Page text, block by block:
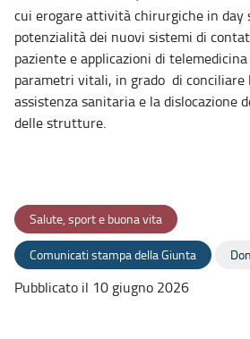
cui erogare attività chirurgiche in day
potenzialità dei nuovi sistemi di
paziente e applicazioni di
parametri vitali, in grado di conciliare
assistenza sanitaria e la dislocazione
delle strutture.
Salute, sport e buona vita
Comunicati stampa della Giunta
Pubblicato il 10 giugno 2026